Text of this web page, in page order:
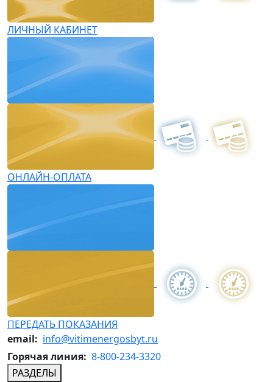
ЛИЧНЫЙ КАБИНЕТ
ОНЛАЙН-ОПЛАТА
ПЕРЕДАТЬ ПОКАЗАНИЯ
email: info@vitimenergosbyt.ru
Горячая линия: 8-800-234-3320
РАЗДЕЛЫ